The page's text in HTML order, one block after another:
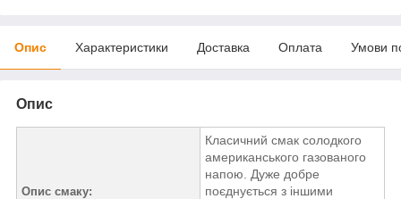
Опис Характеристики Доставка Оплата Умови
Опис
Опис смаку:
Класичний смак солодкого
американського газованого
напою. Дуже добре
поєднується з іншими